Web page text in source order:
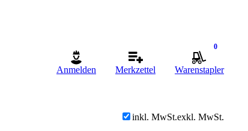
Anmelden Merkzettel
0
Warenstapler
inkl. MwSt.exkl. MwSt.